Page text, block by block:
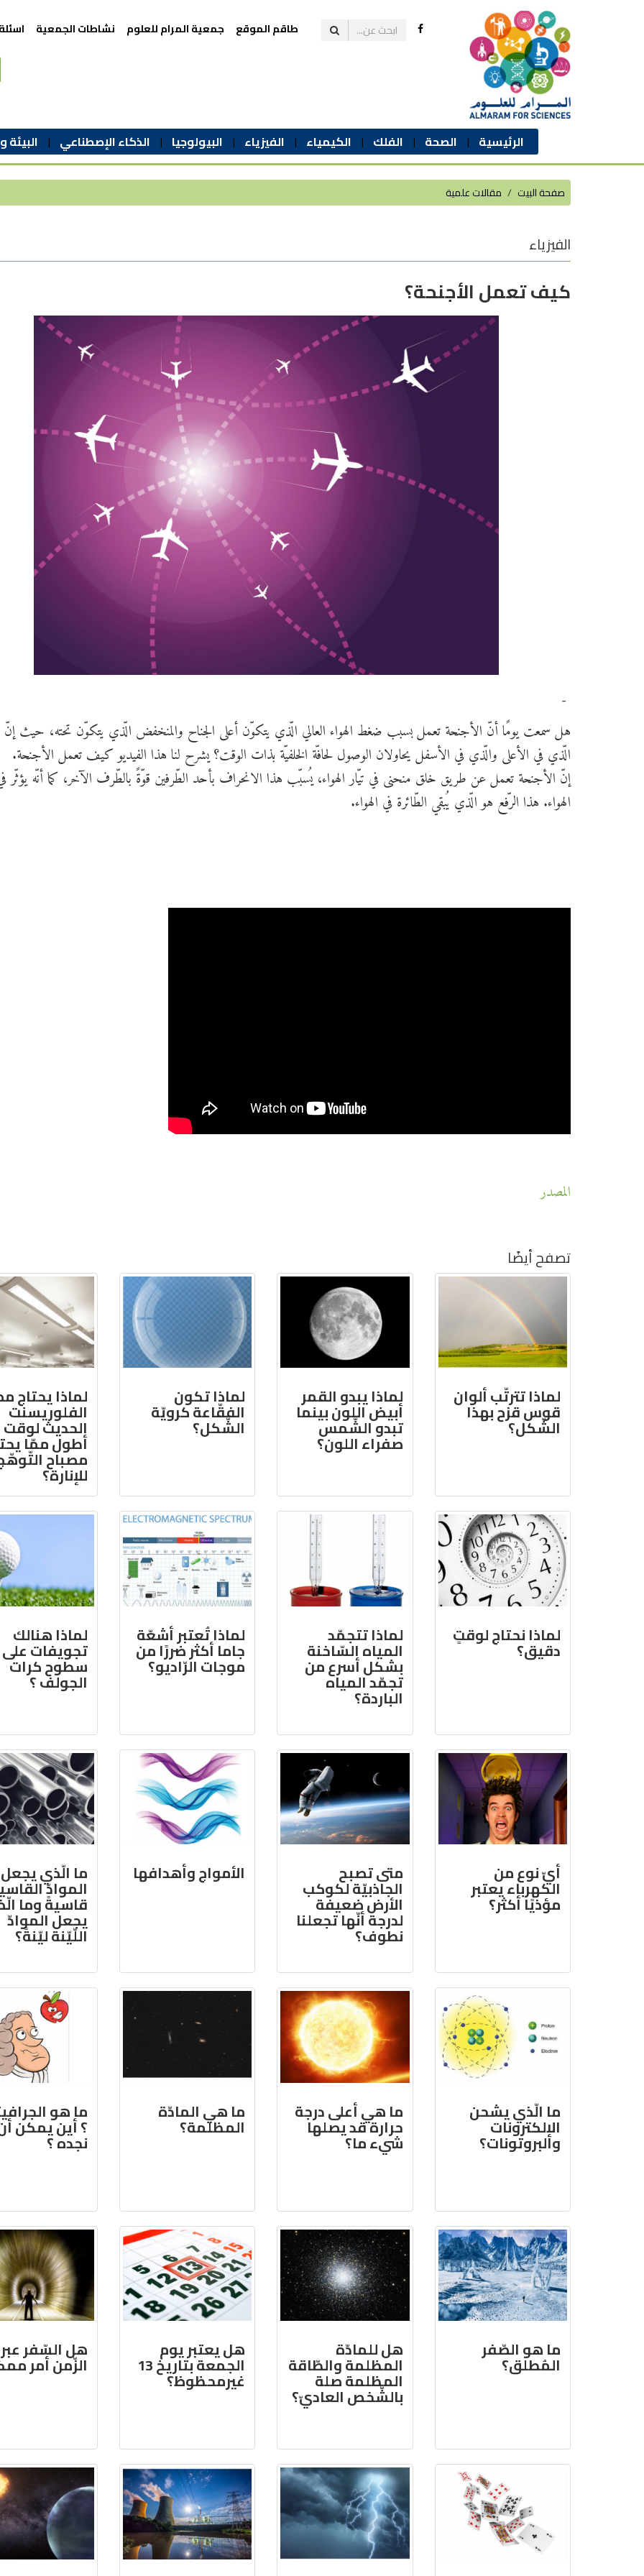
الرئيسية الصحة الفلك الكيمياء الفيزياء البيولوجيا الذكاء الإصطناعي البيئة
طاقم الموقع جمعية المرام للعلوم نشاطات الجمعية
صفحة البيت مقالات علمية
الفيزياء
كيف تعمل الأجنحة؟
-
هل سمعت يومًا أنّ الأجنحة تعمل بسبب ضغط الهواء العالي الّذي يتكوّن أعلى الجناح والمنخفض الّذي يتكوّن تحته، حيث إنّ
الّذي في الأعلى والّذي في الأسفل يحاولان الوصول لحافّة الخلفيّة بذات الوقت؟ يشرح لنا هذا الفيديو كيف تعمل الأجنحة.
إنّ الأجنحة تعمل عن طريق خلق منحنى في تيّار الهواء، يُسبّب هذا الانحراف بأحد الطّرفين قوّةً بالطّرف الآخر، كما أنّه
الهواء. هذا الرّفع هو الّذي يُبقي الطّائرة في الهواء.
المصدر
تصفح أيضًا
لماذا تترتّب ألوان
قوس قزح بهذا
الشّكل؟
لماذا يبدو القمر
أبيض اللون بينما
تبدو الشّمس
صفراء اللون؟
لماذا تكون
الفقّاعة كرويّة
الشّكل؟
لماذا يحتاج
الفلوريسنت
الحديث لوقت
أطول ممّا
مصباح
للإنارة؟
لماذا نحتاج لوقتٍ
دقيق؟
لماذا تتجمّد
المياه السّاخنة
بشكل أسرع من
تجمّد المياه
الباردة؟
لماذا تُعتبر أشعّة
جاما أكثر ضررًا من
موجات الرّاديو؟
لماذا هنالك
تجويفات على
سطوح كرات
الجولف ؟
أيّ نوع من
الكهرباء يعتبر
مؤذيًا أكثر؟
متى تصبح
الجاذبيّة لكوكب
الأرض ضعيفة
لدرجة أنّها تجعلنا
نطوف؟
الأمواج وأهدافها ما الّذي يجعل
الموادّ
قاسيةً وما
يجعل الموادّ
اللّيّنة ليّنةً؟
ما الّذي يشحن
الإلكترونات
والبروتونات؟
ما هي أعلى درجة
حرارة قد يصلها
شيء ما؟
ما هي المادّة
المظلمة؟
ما هو
؟ أين يمكن
نجده ؟
ما هو الصّفر
المُطلق؟
هل للمادّة
المظلمة والطّاقة
المظلمة صلة
بالشّخص العاديّ؟
هل يعتبر يوم
الجمعة بتاريخ 13
غيرمحظوظ؟
هل السّفر عبر
الزّمن أمر